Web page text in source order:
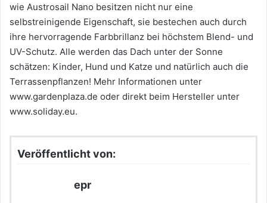
wie Austrosail Nano besitzen nicht nur eine
selbstreinigende Eigenschaft, sie bestechen auch durch
ihre hervorragende Farbbrillanz bei höchstem Blend- und
UV-Schutz. Alle werden das Dach unter der Sonne
schätzen: Kinder, Hund und Katze und natürlich auch die
Terrassenpflanzen! Mehr Informationen unter
www.gardenplaza.de oder direkt beim Hersteller unter
www.soliday.eu.
Veröffentlicht von:
epr